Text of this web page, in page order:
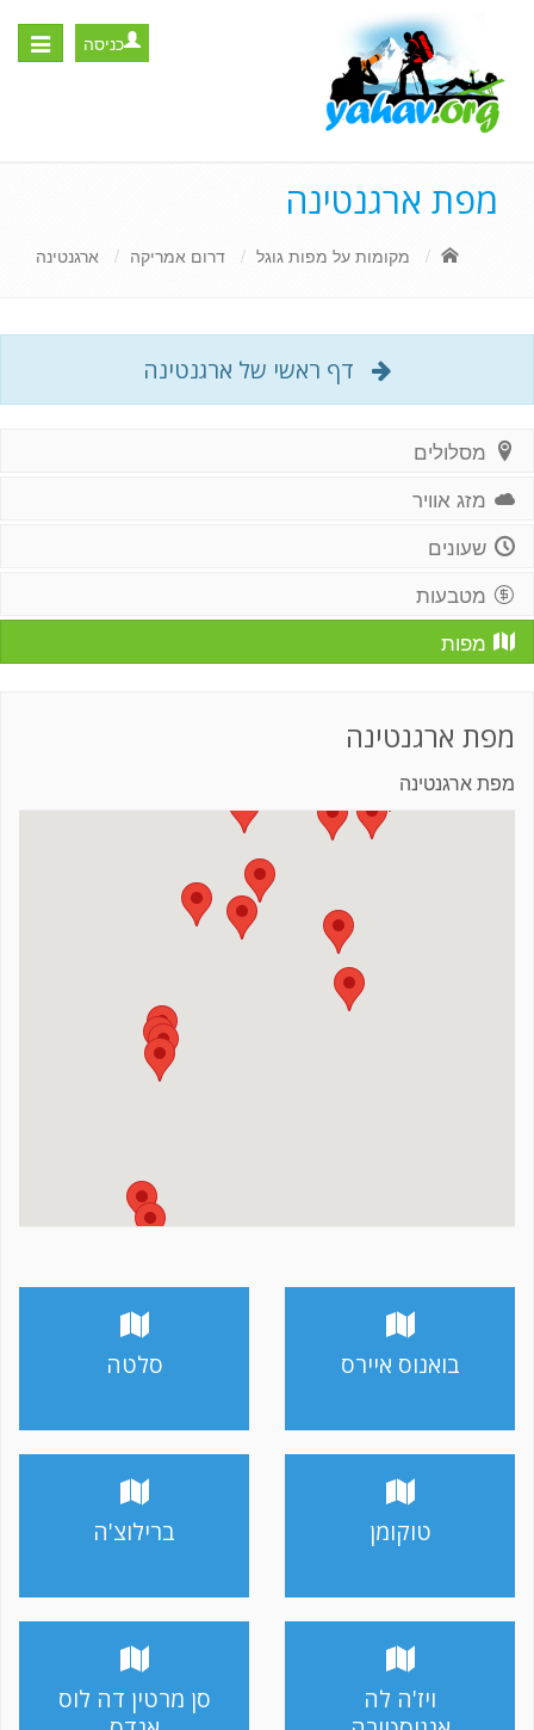
Toggle
כניסה
מפת ארגנטינה
מקומות על מפות גוגל דרום אמריקה ארגנטינה
דף ראשי של ארגנטינה
מסלולים
מזג אוויר
שעונים
מטבעות
מפות
מפת ארגנטינה
מפת ארגנטינה
בואנוס איירס סלטה
טוקומן ברילוצ'ה
ויז'ה לה
סן מרטין דה לוס